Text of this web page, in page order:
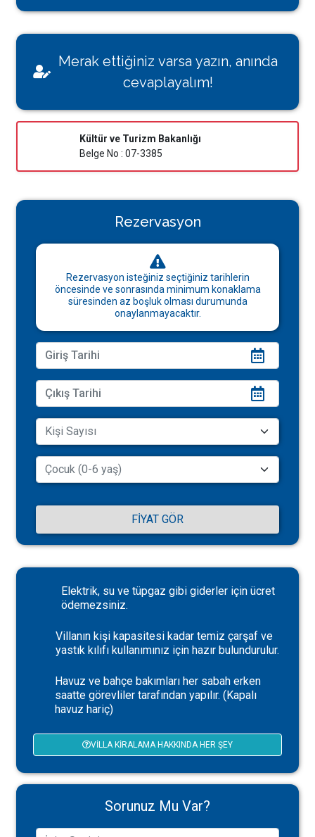
Merak ettiğiniz varsa yazın, anında
cevaplayalım!
Kültür ve Turizm Bakanlığı
Belge No : 07-3385
Rezervasyon
Rezervasyon isteğiniz seçtiğiniz tarihlerin
öncesinde ve sonrasında minimum konaklama
süresinden az boşluk olması durumunda
onaylanmayacaktır.
FIYAT GÖR
Elektrik, su ve tüpgaz gibi giderler için ücret
ödemezsiniz.
Villanın kişi kapasitesi kadar temiz çarşaf ve
yastık kılıfı kullanımınız için hazır bulundurulur.
Havuz ve bahçe bakımları her sabah erken
saatte görevliler tarafından yapılır. (Kapalı
havuz hariç)
VILLA KIRALAMA HAKKINDA HER ŞEY
Sorunuz Mu Var?